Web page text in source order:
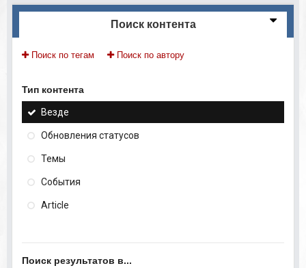
Поиск контента
Поиск по тегам Поиск по автору
Тип контента
Везде
Обновления статусов
Темы
События
Article
Поиск результатов в...